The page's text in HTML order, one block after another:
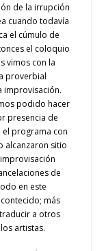
de la irrupción
cuando todavía
el cúmulo de
el coloquio
vimos con la
proverbial
improvisación.
podido hacer
presencia de
el programa con
alcanzaron sitio
de
en este
más
a otros
artistas.